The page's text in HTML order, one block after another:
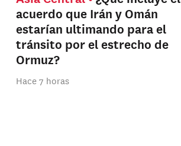
acuerdo que Irán y Omán
estarían ultimando para el
tránsito por el estrecho de
Ormuz?
Hace 7 horas